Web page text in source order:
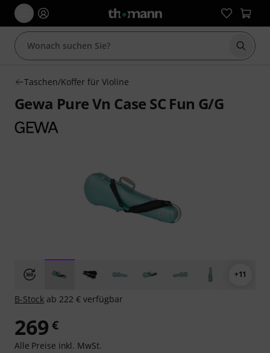
Suche
Taschen/Koffer für Violine
Gewa Pure Vn Case SC Fun G/G
+11
B-Stock ab 222 € verfügbar
269 €
Alle Preise inkl. MwSt.